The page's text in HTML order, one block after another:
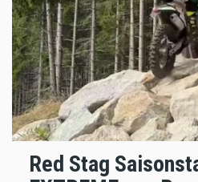
Red Stag